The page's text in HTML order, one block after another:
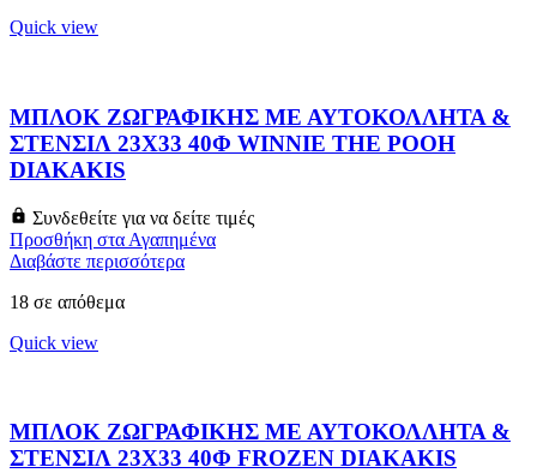
Quick view
ΜΠΛΟΚ ΖΩΓΡΑΦΙΚΗΣ ΜΕ ΑΥΤΟΚΟΛΛΗΤΑ &
ΣΤΕΝΣΙΛ 23X33 40Φ WINNIE THE POOH
DIAKAKIS
Συνδεθείτε για να δείτε τιμές
Προσθήκη στα Αγαπημένα
Διαβάστε περισσότερα
18 σε απόθεμα
Quick view
ΜΠΛΟΚ ΖΩΓΡΑΦΙΚΗΣ ΜΕ ΑΥΤΟΚΟΛΛΗΤΑ &
ΣΤΕΝΣΙΛ 23X33 40Φ FROZEN DIAKAKIS